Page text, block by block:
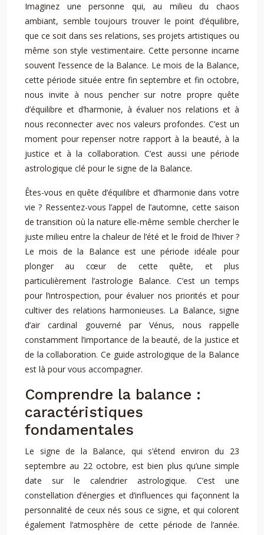
Imaginez une personne qui, au milieu du chaos
ambiant, semble toujours trouver le point d’équilibre,
que ce soit dans ses relations, ses projets artistiques ou
même son style vestimentaire. Cette personne incarne
souvent l’essence de la Balance. Le mois de la Balance,
cette période située entre fin septembre et fin octobre,
nous invite à nous pencher sur notre propre quête
d’équilibre et d’harmonie, à évaluer nos relations et à
nous reconnecter avec nos valeurs profondes. C’est un
moment pour repenser notre rapport à la beauté, à la
justice et à la collaboration. C’est aussi une période
astrologique clé pour le signe de la Balance.
Êtes-vous en quête d’équilibre et d’harmonie dans votre
vie ? Ressentez-vous l’appel de l’automne, cette saison
de transition où la nature elle-même semble chercher le
juste milieu entre la chaleur de l’été et le froid de l’hiver ?
Le mois de la Balance est une période idéale pour
plonger au cœur de cette quête, et plus
particulièrement l’astrologie Balance. C’est un temps
pour l’introspection, pour évaluer nos priorités et pour
cultiver des relations harmonieuses. La Balance, signe
d’air cardinal gouverné par Vénus, nous rappelle
constamment l’importance de la beauté, de la justice et
de la collaboration. Ce guide astrologique de la Balance
est là pour vous accompagner.
Comprendre la balance :
caractéristiques
fondamentales
Le signe de la Balance, qui s’étend environ du 23
septembre au 22 octobre, est bien plus qu’une simple
date sur le calendrier astrologique. C’est une
constellation d’énergies et d’influences qui façonnent la
personnalité de ceux nés sous ce signe, et qui colorent
également l’atmosphère de cette période de l’année.